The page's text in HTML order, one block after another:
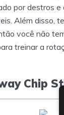
por destros e
Além disso,
você não
treinar a
Chip